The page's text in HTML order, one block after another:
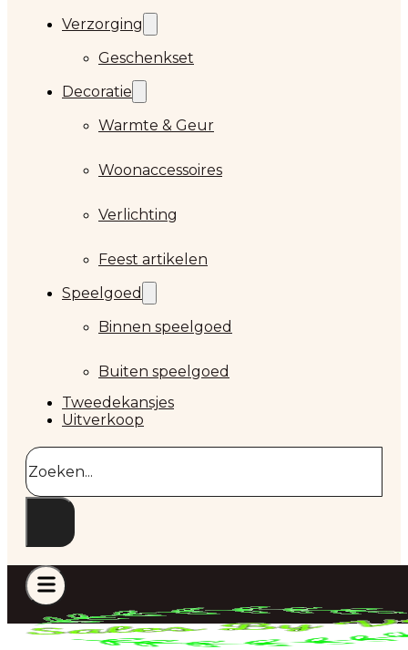
Verzorging
Geschenkset
Decoratie
Warmte & Geur
Woonaccessoires
Verlichting
Feest artikelen
Speelgoed
Binnen speelgoed
Buiten speelgoed
Tweedekansjes
Uitverkoop
Zoeken